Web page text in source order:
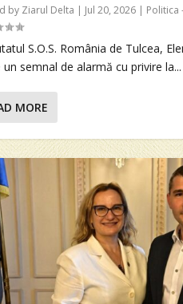
by Ziarul Delta | Jul 20, 2026| Politica
S.O.S. România de Tulcea,
semnal de alarmă cu privire la...
MORE